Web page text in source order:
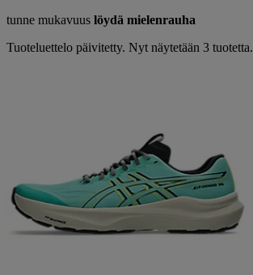
tunne mukavuus löydä mielenrauha
Tuoteluettelo päivitetty. Nyt näytetään 3 tuotetta.